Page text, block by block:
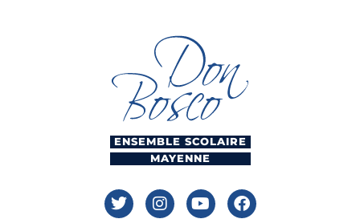
ENSEMBLE SCOLAIRE
MAYENNE